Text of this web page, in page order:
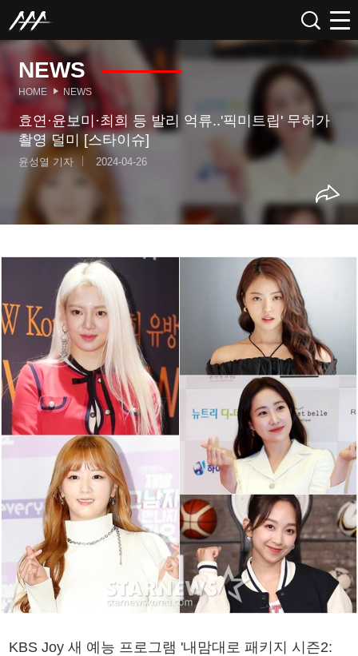
NEWS
HOME NEWS
효연·윤보미·최희 등 발리 억류..'픽미트립' 무허가
촬영 덜미 [스타이슈]
윤성열 기자 2024-04-26
KBS Joy 새 예능 프로그램 '내맘대로 패키지 시즌2: